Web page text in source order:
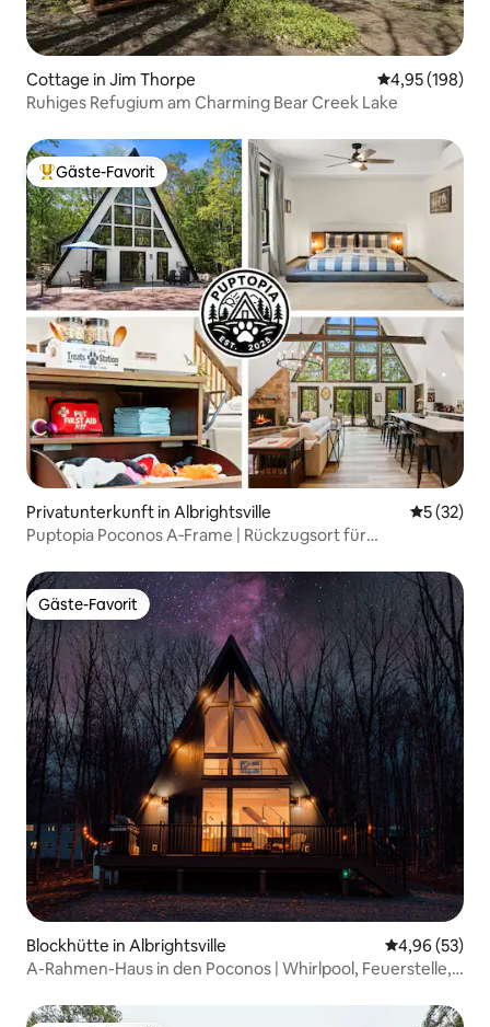
Cottage in Jim Thorpe
4,95 (198)
Ruhiges Refugium am Charming Bear Creek Lake
Beliebter Gäste-Favorit.
Gäste-Favorit
Privatunterkunft in Albrightsville
5 (32)
Puptopia Poconos A‑Frame | Rückzugsort für
Gäste-Favorit
Gäste-Favorit
Blockhütte in Albrightsville
4,96 (53)
A-Rahmen-Haus in den Poconos | Whirlpool, Feuerstelle,